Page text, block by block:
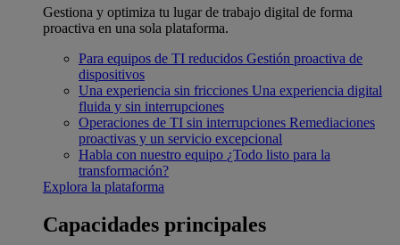
Gestiona y optimiza tu lugar de trabajo digital de forma
proactiva en una sola plataforma.
Para equipos de TI reducidos Gestión proactiva de
dispositivos
Una experiencia sin fricciones Una experiencia digital
fluida y sin interrupciones
Operaciones de TI sin interrupciones Remediaciones
proactivas y un servicio excepcional
Habla con nuestro equipo ¿Todo listo para la
transformación?
Explora la plataforma
Capacidades principales